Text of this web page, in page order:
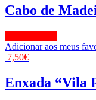
Cabo de
Adicionar aos meus
7,50€
Enxada “Vila